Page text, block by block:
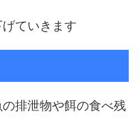
ていきます
排泄物や餌の食べ残